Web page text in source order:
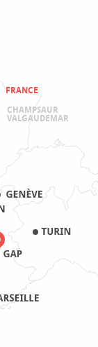
FRANCE
CHAMPSAUR
VALGAUDEMAR